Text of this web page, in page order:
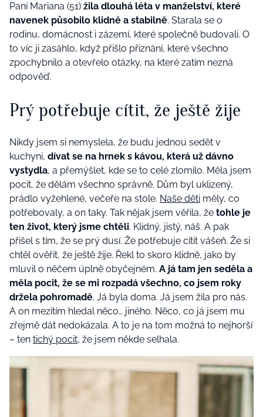
Paní Mariana (51) žila dlouhá léta v manželství, které
navenek působilo klidně a stabilně. Starala se o
rodinu, domácnost i zázemí, které společně budovali. O
to víc ji zasáhlo, když přišlo přiznání, které všechno
zpochybnilo a otevřelo otázky, na které zatím nezná
odpověď.
Prý potřebuje cítit, že ještě žije
Nikdy jsem si nemyslela, že budu jednou sedět v
kuchyni, dívat se na hrnek s kávou, která už dávno
vystydla, a přemýšlet, kde se to celé zlomilo. Měla jsem
pocit, že dělám všechno správně. Dům byl uklizený,
prádlo vyžehlené, večeře na stole. Naše děti měly, co
potřebovaly, a on taky. Tak nějak jsem věřila, že tohle je
ten život, který jsme chtěli. Klidný, jistý, náš. A pak
přišel s tím, že se prý dusí. Že potřebuje cítit vášeň. Že si
chtěl ověřit, že ještě žije. Řekl to skoro klidně, jako by
mluvil o něčem úplně obyčejném. A já tam jen seděla a
měla pocit, že se mi rozpadá všechno, co jsem roky
držela pohromadě. Já byla doma. Já jsem žila pro nás.
A on mezitím hledal něco… jiného. Něco, co já jsem mu
zřejmě dát nedokázala. A to je na tom možná to nejhorší
– ten tichý pocit, že jsem někde selhala.